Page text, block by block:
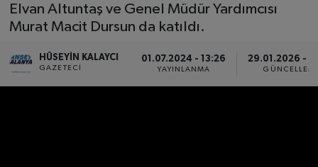
Elvan Altuntaş ve Genel Müdür Yardımcısı
Murat Macit Dursun da katıldı.
HÜSEYIN KALAYCI
GAZETECI
01.07.2024 - 13:26
YAYINLANMA
29.01.2026 -